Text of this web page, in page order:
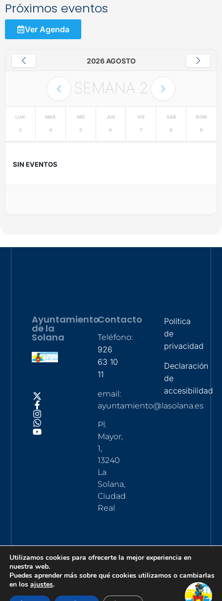
Próximos eventos
Ver Agenda
2026 AGOSTO
SEMANA 2
LUN
3
MAR
4
MIÉ
5
JUE
6
VIE
7
SÁB
8
DOM
9
SIN EVENTOS
Ayuntamiento
de la
Solana
Contacto
Teléfono:
926
63 10
11
email:
ayuntamiento@lasolana.es
Pl.
Mayor,
1,
13240
La
Solana,
Ciudad
Real
Política
de
privacidad
Declaración
de
accesibilidad
Utilizamos cookies para ofrecerte la mejor experiencia en
nuestra web.
Puedes aprender más sobre qué cookies utilizamos o cambiarlas
en los ajustes.